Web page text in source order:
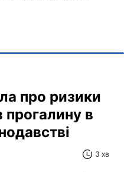
про ризики
прогалину в
3 хв